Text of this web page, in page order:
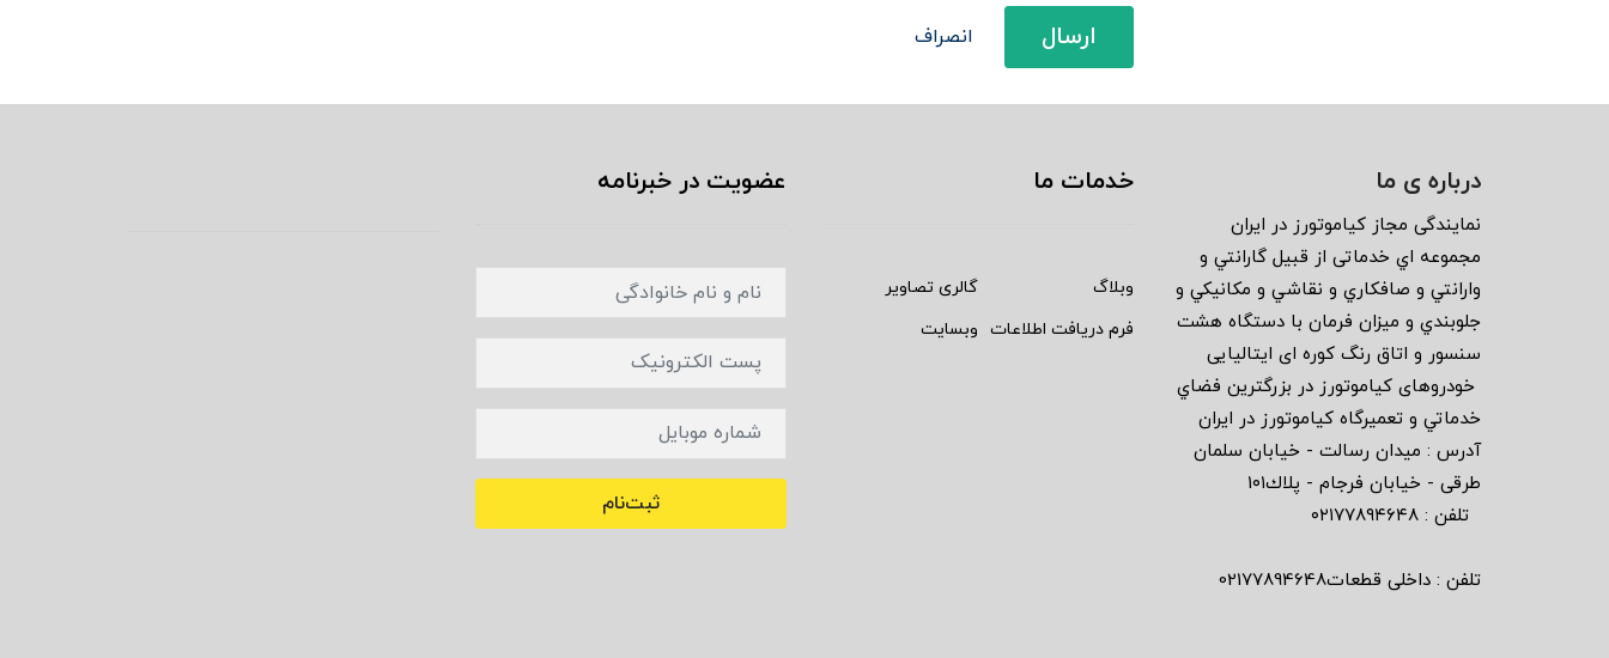
ارسال انصراف
درباره ی ما
نمايندگى مجاز كياموتورز در ايران
مجموعه اي خدماتى از قبيل گارانتي و
وارانتي و صافكاري و نقاشي و مكانيكي و
جلوبندي و ميزان فرمان با دستگاه هشت
سنسور و اتاق رنگ كوره اى ايتاليايى
خودروهاى كياموتورز در بزرگترين فضاي
خدماتي و تعميرگاه كياموتورز در ايران
آدرس : ميدان رسالت - خيابان سلمان
طرقى - خيابان فرجام - پلاك١٠١
تلفن : ٠٢١٧٧٨٩٤٦٤٨
تلفن : داخلی قطعات02177894648
خدمات ما
وبلاگ
گالری تصاویر
فرم دریافت اطلاعات وبسایت
عضویت در خبرنامه
ثبت‌نام